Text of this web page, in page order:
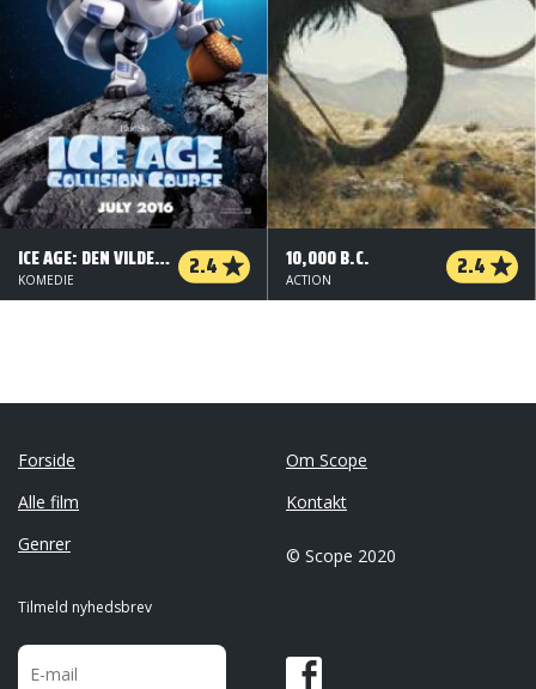
ICE AGE: DEN VILDESTE REJSE - ORG.VERS. - 2 D 2.4
KOMEDIE
10,000 B.C. 2.4
ACTION
Forside
Alle film
Genrer
Om Scope
Kontakt
© Scope 2020
Tilmeld nyhedsbrev